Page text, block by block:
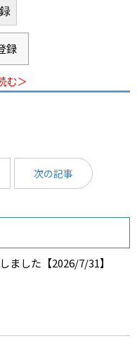
録
む＞
次の記事
ました【2026/7/31】